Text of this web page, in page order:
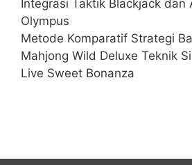
Integrasi Taktik Blackjack dan
Olympus
Metode Komparatif Strategi
Mahjong Wild Deluxe Teknik
Live Sweet Bonanza